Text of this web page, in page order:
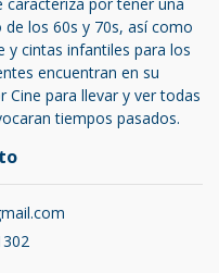
caracteriza por tener una
de los 60s y 70s, así como
y cintas infantiles para los
encuentran en su
para llevar y ver todas
tiempos pasados.